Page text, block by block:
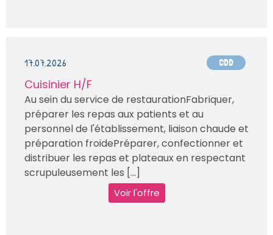
17.07.2026 CDD
Cuisinier H/F
Au sein du service de restaurationFabriquer,
préparer les repas aux patients et au
personnel de l'établissement, liaison chaude et
préparation froidePréparer, confectionner et
distribuer les repas et plateaux en respectant
scrupuleusement les [...]
Voir l'offre